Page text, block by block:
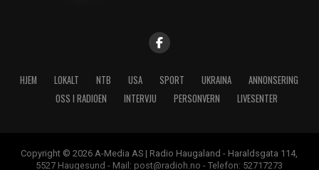
HJEM LOKALT NTB USA SPORT UKRAINA
ANNONSERING
OSS I RADIOEN
INTERVJU PERSONVERN LIVESENTER
Copyright © 2026 A-Media AS | Radio Haugaland - Haraldsgata 114,
5527 Haugesund - Mail: post@radioh.no - Telefon: 52717273